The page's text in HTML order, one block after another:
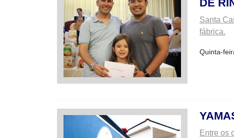
DE
Santa
fábrica.
Quinta-
Entre os